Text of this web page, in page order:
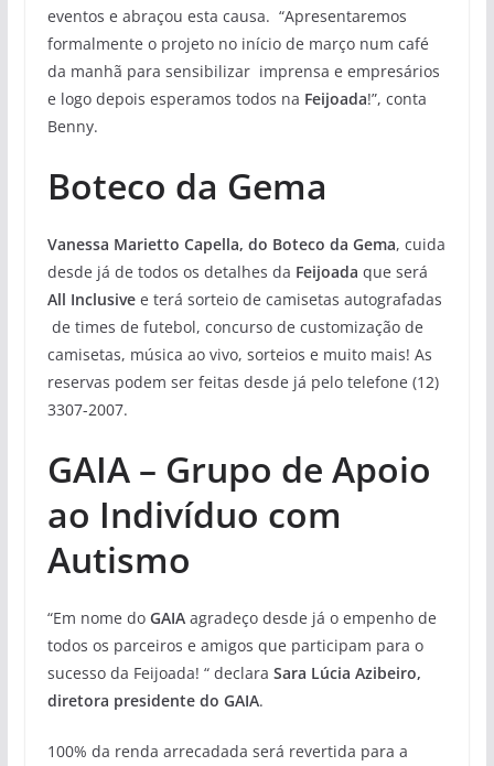
eventos e abraçou esta causa. “Apresentaremos
formalmente o projeto no início de março num café
da manhã para sensibilizar imprensa e empresários
e logo depois esperamos todos na Feijoada!”, conta
Benny.
Boteco da Gema
Vanessa Marietto Capella, do Boteco da Gema, cuida
desde já de todos os detalhes da Feijoada que será
All Inclusivee terá sorteio de camisetas autografadas
de times de futebol, concurso de customização de
camisetas, música ao vivo, sorteios e muito mais! As
reservas podem ser feitas desde já pelo telefone (12)
3307-2007.
GAIA – Grupo de Apoio
ao Indivíduo com
Autismo
“Em nome doGAIA agradeço desde já o empenho de
todos os parceiros e amigos que participam para o
sucesso da Feijoada! “ declara Sara Lúcia Azibeiro,
diretora presidente do GAIA.
100% da renda arrecadada será revertida para a